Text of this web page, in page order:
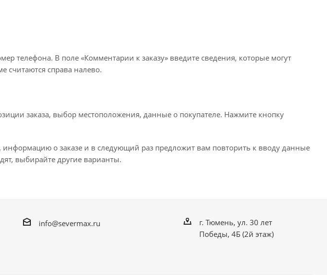
телефона. В поле «Комментарии к заказу» введите сведения, которые могут
считаются справа налево.
заказа, выбор местоположения, данные о покупателе. Нажмите кнопку
о заказе и в следующий раз предложит вам повторить к вводу данные
выбирайте другие варианты.
info@severmax.ru
г. Тюмень, ул. 30 лет
Победы, 4Б (2й этаж)